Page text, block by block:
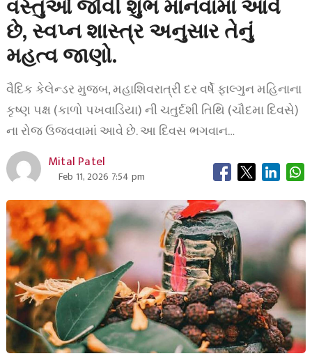
વસ્તુઓ જોવી શુભ માનવામાં આવે
છે, સ્વપ્ન શાસ્ત્ર અનુસાર તેનું
મહત્વ જાણો.
વૈદિક કેલેન્ડર મુજબ, મહાશિવરાત્રી દર વર્ષે ફાલ્ગુન મહિનાના
કૃષ્ણ પક્ષ (કાળો પખવાડિયા) ની ચતુર્દશી તિથિ (ચૌદમા દિવસે)
ના રોજ ઉજવવામાં આવે છે. આ દિવસ ભગવાન…
Mital Patel
Feb 11, 2026 7:54 pm